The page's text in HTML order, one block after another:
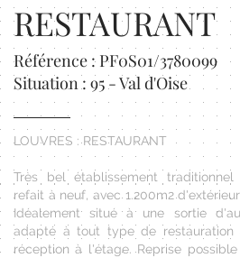
RESTAURANT
Référence : PF0S01/3780099
Situation : 95 - Val d'Oise
LOUVRES : RESTAURANT
Très bel établissement
refait à neuf, avec 1.200m2
Idéalement situé à une sortie
adapté à tout type de
réception à l'étage. Reprise